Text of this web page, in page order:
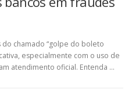
chamado “golpe do boleto
especialmente com o uso de
atendimento oficial. Entenda …